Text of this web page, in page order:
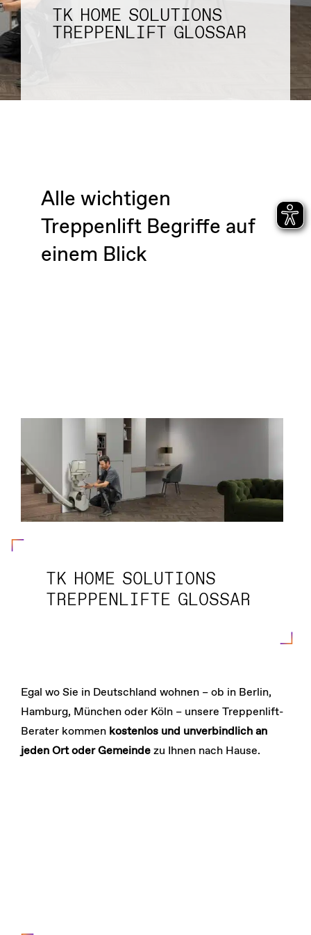
TK HOME SOLUTIONS
TREPPENLIFT GLOSSAR
Alle wichtigen
Treppenlift Begriffe auf
einem Blick
TK HOME SOLUTIONS
TREPPENLIFTE GLOSSAR
Egal wo Sie in Deutschland wohnen – ob in Berlin,
Hamburg, München oder Köln – unsere Treppenlift-
Berater kommen kostenlos und unverbindlich an
jeden Ort oder Gemeindezu Ihnen nach Hause.